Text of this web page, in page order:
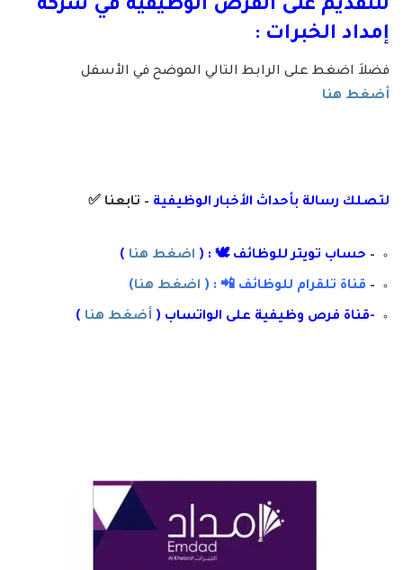
للتقديم على الفرص الوظيفية في شركة
إمداد الخبرات :
فضلاَ اضغط على الرابط التالي الموضح في الأسفل
أضغط هنا
لتصلك رسالة بأحداث الأخبار الوظيفية – تابعنا ✅
– حساب تويتر للوظائف 🕊 : ( اضغط هنا )
– قناة تلقرام للوظائف 📲 : ( اضغط هنا)
-قناة فرص وظيفية على الواتساب ( أضغط هنا )